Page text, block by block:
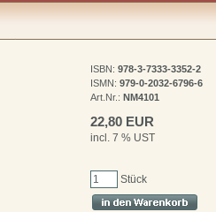
ISBN: 978-3-7333-3352-2
ISMN: 979-0-2032-6796-6
Art.Nr.: NM4101
22,80 EUR
incl. 7 % UST
Stück